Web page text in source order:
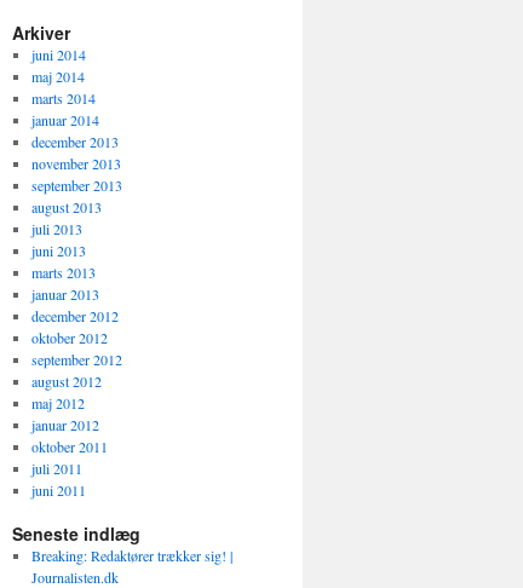
Arkiver
juni 2014
maj 2014
marts 2014
januar 2014
december 2013
november 2013
september 2013
august 2013
juli 2013
juni 2013
marts 2013
januar 2013
december 2012
oktober 2012
september 2012
august 2012
maj 2012
januar 2012
oktober 2011
juli 2011
juni 2011
Seneste indlæg
Breaking: Redaktører trækker sig! |
Journalisten.dk